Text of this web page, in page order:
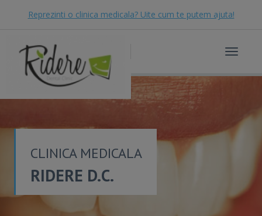
Reprezinti o clinica medicala? Uite cum te putem ajuta!
Toggle
CLINICA MEDICALA
RIDERE D.C.